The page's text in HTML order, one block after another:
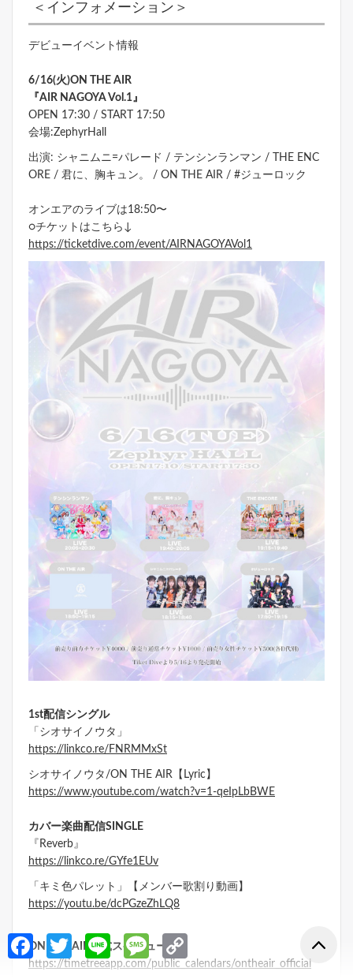
＜インフォメーション＞
デビューイベント情報
6/16(火)ON THE AIR
『AIR NAGOYA Vol.1』
OPEN 17:30 / START 17:50
会場:ZephyrHall
出演: シャニムニ=パレード / テンシンランマン / THE ENC
ORE / 君に、胸キュン。 / ON THE AIR / #ジューロック
オンエアのライブは18:50〜
○チケットはこちら↓
https://ticketdive.com/event/AIRNAGOYAVol1
1st配信シングル
「シオサイノウタ」
https://linkco.re/FNRMMxSt
シオサイノウタ/ON THE AIR【Lyric】
https://www.youtube.com/watch?v=1-qeIpLbBWE
カバー楽曲配信SINGLE
『Reverb』
https://linkco.re/GYfe1EUv
「キミ色パレット」【メンバー歌割り動画】
https://youtu.be/dcPGzeZhLQ8
ON THE AIR公式スケジュール
https://timetreeapp.com/public_calendars/ontheair_official
Fa
ce
T
w
Li
n
M
es o